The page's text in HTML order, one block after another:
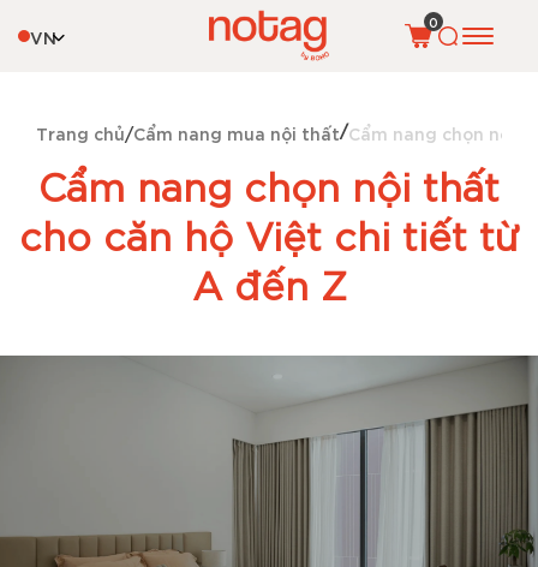
VN
0
Trang chủ Cẩm nang mua nội thất Cẩm nang chọn nội
Cẩm nang chọn nội thất
cho căn hộ Việt chi tiết từ
A đến Z